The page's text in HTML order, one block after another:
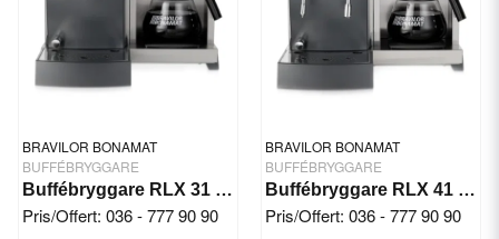
BRAVILOR BONAMAT
BUFFÉBRYGGARE
Buffébryggare RLX 31 230V Bonamat
Pris/Offert: 036 - 777 90 90
BRAVILOR BONAMAT
BUFFÉBRYGGARE
Buffébryggare RLX 41 400V Bonamat
Pris/Offert: 036 - 777 90 90